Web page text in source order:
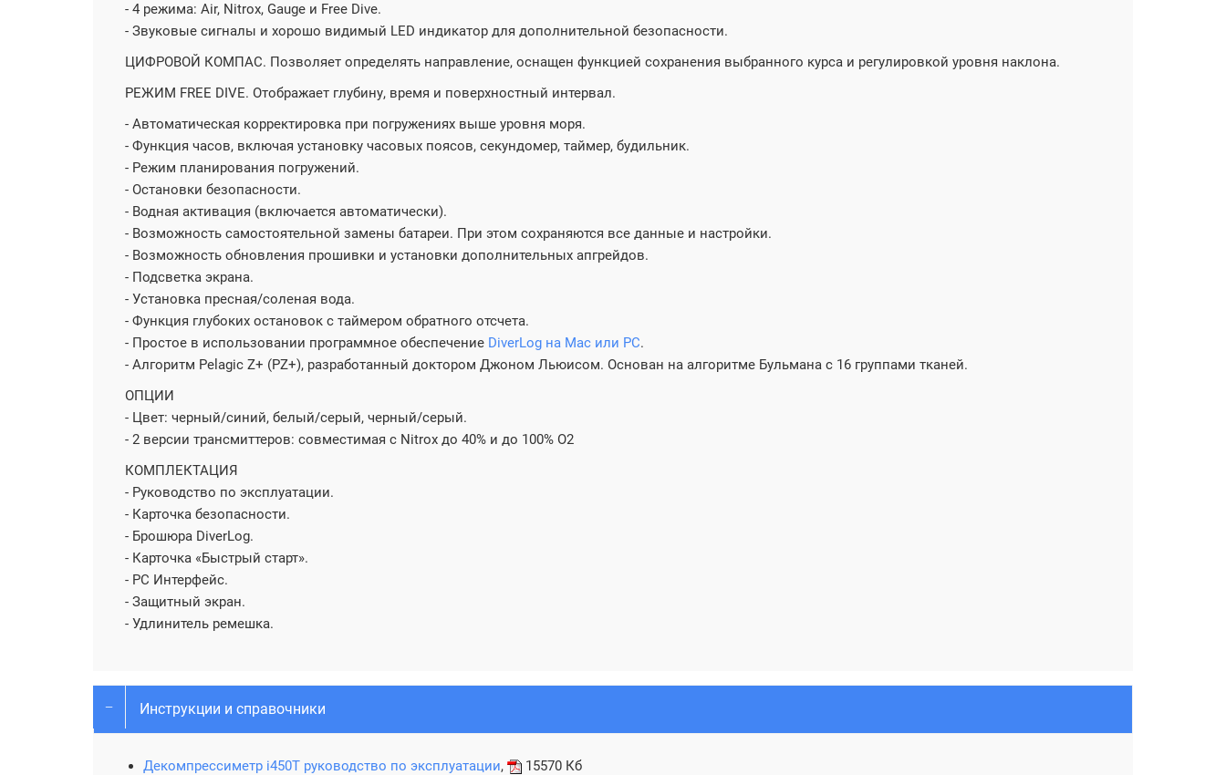
- 4 режима: Air, Nitrox, Gauge и Free Dive.
- Звуковые сигналы и хорошо видимый LED индикатор для дополнительной безопасности.
ЦИФРОВОЙ КОМПАС. Позволяет определять направление, оснащен функцией сохранения выбранного курса и регулировкой уровня наклона.
РЕЖИМ FREE DIVE. Отображает глубину, время и поверхностный интервал.
- Автоматическая корректировка при погружениях выше уровня моря.
- Функция часов, включая установку часовых поясов, секундомер, таймер, будильник.
- Режим планирования погружений.
- Остановки безопасности.
- Водная активация (включается автоматически).
- Возможность самостоятельной замены батареи. При этом сохраняются все данные и настройки.
- Возможность обновления прошивки и установки дополнительных апгрейдов.
- Подсветка экрана.
- Установка пресная/соленая вода.
- Функция глубоких остановок с таймером обратного отсчета.
- Простое в использовании программное обеспечение DiverLog на Mac или PC.
- Алгоритм Pelagic Z+ (PZ+), разработанный доктором Джоном Льюисом. Основан на алгоритме Бульмана с 16 группами тканей.
ОПЦИИ
- Цвет: черный/синий, белый/серый, черный/серый.
- 2 версии трансмиттеров: совместимая с Nitrox до 40% и до 100% O2
КОМПЛЕКТАЦИЯ
- Руководство по эксплуатации.
- Карточка безопасности.
- Брошюра DiverLog.
- Карточка «Быстрый старт».
- PC Интерфейс.
- Защитный экран.
- Удлинитель ремешка.
Инструкции и справочники
Декомпрессиметр i450T руководство по эксплуатации, 15570 Кб